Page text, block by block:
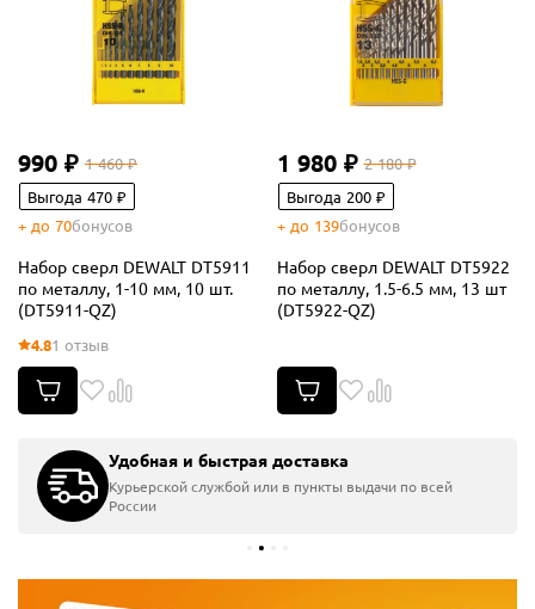
990 ₽ 1 460 ₽
Выгода 470 ₽
+ до 70бонусов
Набор сверл DEWALT DT5911
по металлу, 1-10 мм, 10 шт.
(DT5911-QZ)
4.81 отзыв
1 980 ₽ 2 180 ₽
Выгода 200 ₽
+ до 139бонусов
Набор сверл DEWALT DT5922
по металлу, 1.5-6.5 мм, 13 шт
(DT5922-QZ)
Удобная и быстрая доставка
Курьерской службой или в пункты выдачи по всей
России